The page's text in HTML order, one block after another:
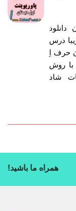
درس
حرف اِ
با روش
شاد
همراه ما باشید!